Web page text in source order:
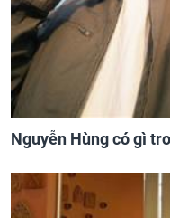
Nguyễn Hùng có gì